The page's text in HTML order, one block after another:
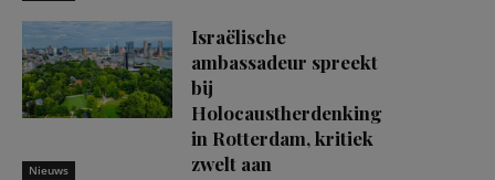
Nieuws
Israëlische
ambassadeur spreekt
bij
Holocaustherdenking
in Rotterdam, kritiek
zwelt aan